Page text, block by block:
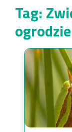
Tag:
ogrodzie